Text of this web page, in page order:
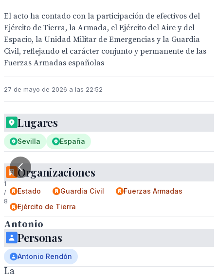
El acto ha contado con la participación de efectivos del
Ejército de Tierra, la Armada, el Ejército del Aire y del
Espacio, la Unidad Militar de Emergencias y la Guardia
Civil, reflejando el carácter conjunto y permanente de las
Fuerzas Armadas españolas
27 de mayo de 2026 a las 22:52
1
/
8
Antonio
Rendón
.
La
Lugares
Sevilla España
Organizaciones
Estado Guardia Civil
Fuerzas Armadas
Ejército de Tierra
Personas
Antonio Rendón